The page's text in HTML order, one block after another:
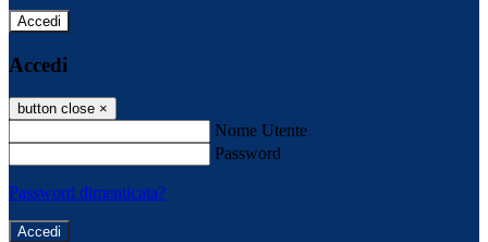
Accedi
Accedi
button close ×
Nome Utente
Password
Password dimenticata?